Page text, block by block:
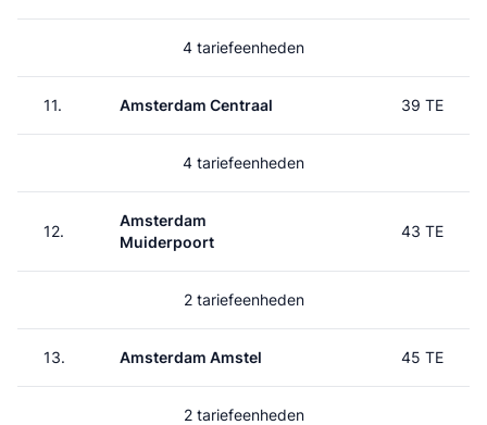
4 tariefeenheden
11. Amsterdam Centraal 39 TE
4 tariefeenheden
12.
Amsterdam
Muiderpoort
43 TE
2 tariefeenheden
13. Amsterdam Amstel 45 TE
2 tariefeenheden